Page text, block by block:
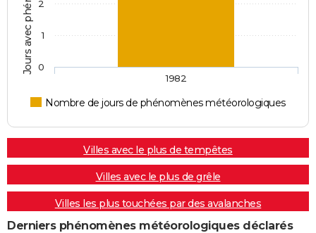
Nombre de jours de phénomènes météorologiques
1982
0
1
2
Villes avec le plus de tempêtes
Villes avec le plus de grêle
Villes les plus touchées par des avalanches
Derniers phénomènes météorologiques déclarés